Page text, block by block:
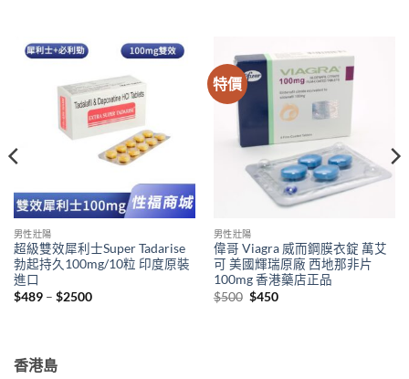
男性壯陽
超級雙效犀利士Super Tadarise
勃起持久100mg/10粒 印度原裝
進口
$489 – $2500Price
特價
男性壯陽
偉哥 Viagra 威而鋼膜衣錠 萬艾
可 美國輝瑞原廠 西地那非片
100mg 香港藥店正品
$500 Original
$450Current
香港島